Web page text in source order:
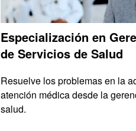
Especialización en
de Servicios de Salud
Resuelve los problemas en la
atención médica desde la
salud.